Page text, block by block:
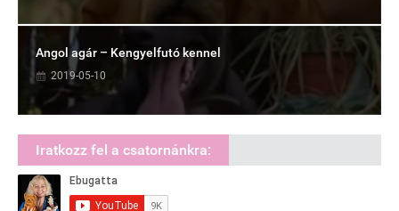
Angol agár – Kengyelfutó kennel
2019-05-10
Iratkozz fel a csatornánkra: